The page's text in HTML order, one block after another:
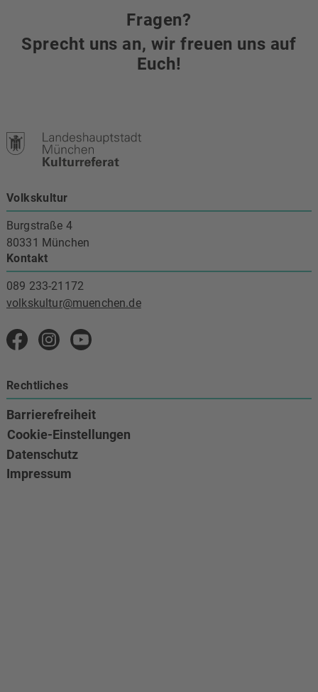
Fragen?
Sprecht uns an, wir freuen uns auf
Euch!
Volkskultur
Burgstraße 4
80331 München
Kontakt
089 233-21172
volkskultur@muenchen.de
Volkskultur auf Facebook
Volkskultur Instagram
Rechtliches
Barrierefreiheit
Cookie-Einstellungen
Datenschutz
Impressum